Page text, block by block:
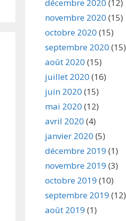
décembre 2020 (12)
novembre 2020 (15)
octobre 2020 (15)
septembre 2020 (15)
août 2020 (15)
juillet 2020 (16)
juin 2020 (15)
mai 2020 (12)
avril 2020 (4)
janvier 2020 (5)
décembre 2019 (1)
novembre 2019 (3)
octobre 2019 (10)
septembre 2019 (12)
août 2019 (1)